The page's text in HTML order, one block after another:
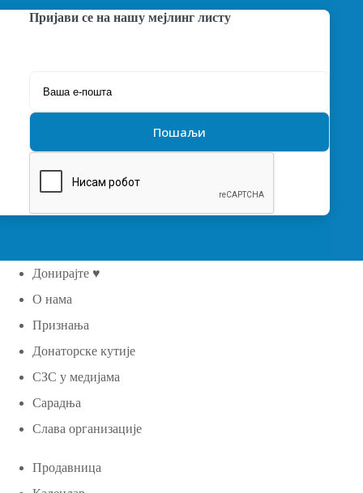
Пријави се на нашу мејлинг листу
Донирајте ♥
О нама
Признања
Донаторске кутије
СЗС у медијама
Сарадња
Слава организације
Продавница